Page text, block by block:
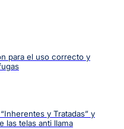
para el uso correcto y
y Tratadas” y
las telas anti llama